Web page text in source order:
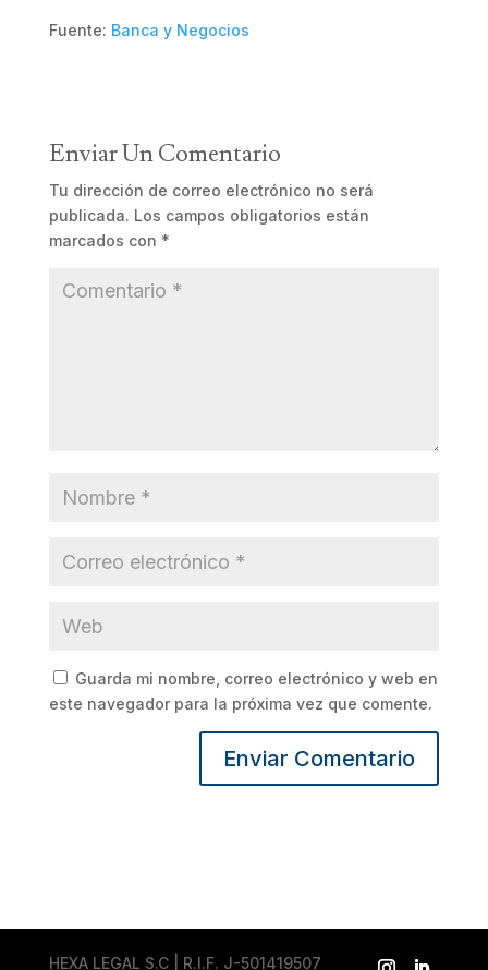
Fuente: Banca y Negocios
Enviar Un Comentario
Tu dirección de correo electrónico no será
publicada. Los campos obligatorios están
marcados con *
Guarda mi nombre, correo electrónico y web en
este navegador para la próxima vez que comente.
HEXA LEGAL S.C | R.I.F. J-501419507